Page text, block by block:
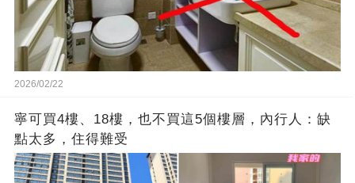
2026/02/22
寧可買4樓、18樓，也不買這5個樓層，內行人：缺
點太多，住得難受